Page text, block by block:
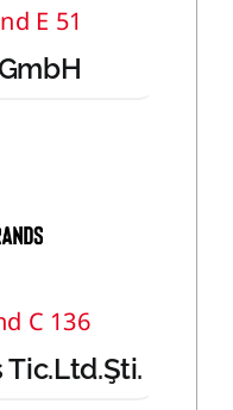
E 51
C 136
Tic.Ltd.Şti.